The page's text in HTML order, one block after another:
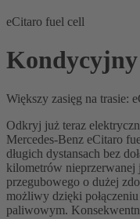
eCitaro fuel cell
Większy zasięg na trasie:
Odkryj już teraz
Mercedes-Benz eCitaro
długich dystansach bez
kilometrów nieprzerwanej
przegubowego o dużej
możliwy dzięki
paliwowym.